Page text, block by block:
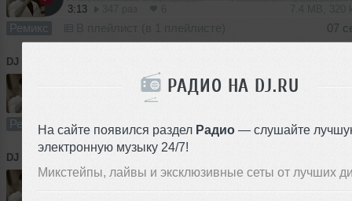
РАДИО НА DJ.RU
На сайте появился раздел Радио — слушайте
электронную музыку 24/7!
Микстейпы, лайвы и эксклюзивные сеты от лучших
3:13
Ремикс 07
DJ Hamidov
Ремикс В плейлист
DJ Hamidov ➝ Gnash - i hate u, i love u (ft. olivia o'brien) (DJ HamidovRemix)